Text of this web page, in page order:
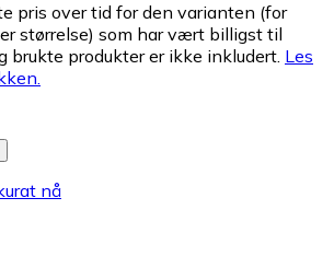
pris over tid for den varianten (for
størrelse) som har vært billigst til
brukte produkter er ikke inkludert. Les
nå